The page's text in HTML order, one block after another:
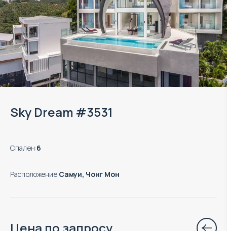
Sky Dream #3531
Спален:6
Расположение:Самуи, Чонг Мон